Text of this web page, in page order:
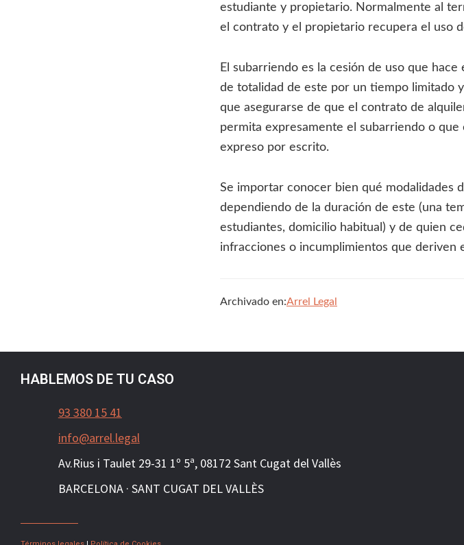
estudiante y propietario. Normalmente al
el contrato y el propietario recupera el uso
El subarriendo es la cesión de uso que
de totalidad de este por un tiempo limitado
que asegurarse de que el contrato de
permita expresamente el subarriendo o
expreso por escrito.
Se importar conocer bien qué modalidades
dependiendo de la duración de este (una
estudiantes, domicilio habitual) y de quien
infracciones o incumplimientos que deriven
Archivado en:Arrel Legal
HABLEMOS DE TU CASO
93 380 15 41
info@arrel.legal
Av.Rius i Taulet 29-31 1º 5ª, 08172 Sant Cugat del Vallès
BARCELONA · SANT CUGAT DEL VALLÈS